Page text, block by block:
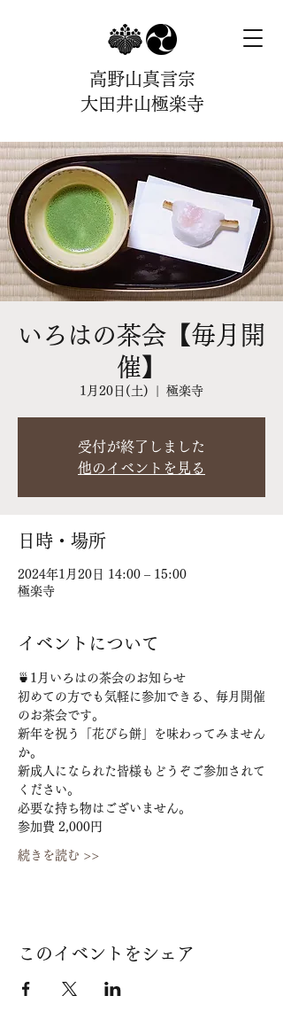
高野山真言宗
大田井山極楽寺
いろはの茶会【毎月開
催】
1月20日(土) 極楽寺
受付が終了しました
他のイベントを見る
日時・場所
2024年1月20日 14:00 – 15:00
極楽寺
イベントについて
🍵1月いろはの茶会のお知らせ
初めての方でも気軽に参加できる、毎月開催
のお茶会です。
新年を祝う「花びら餅」を味わってみません
か。
新成人になられた皆様もどうぞご参加されて
ください。
必要な持ち物はございません。
参加費 2,000円
続きを読む >>
このイベントをシェア